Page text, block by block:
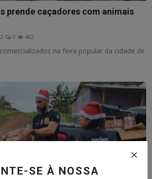
SE À NOSSA
prende caçadores com animais
0 482
na feira popular da cidade de